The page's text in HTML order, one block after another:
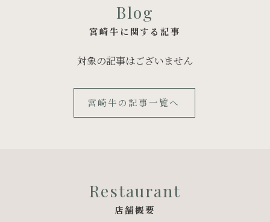
宮崎牛に関する記事
Blog
対象の記事はございません
宮崎牛の記事一覧へ
店舗概要
Restaurant